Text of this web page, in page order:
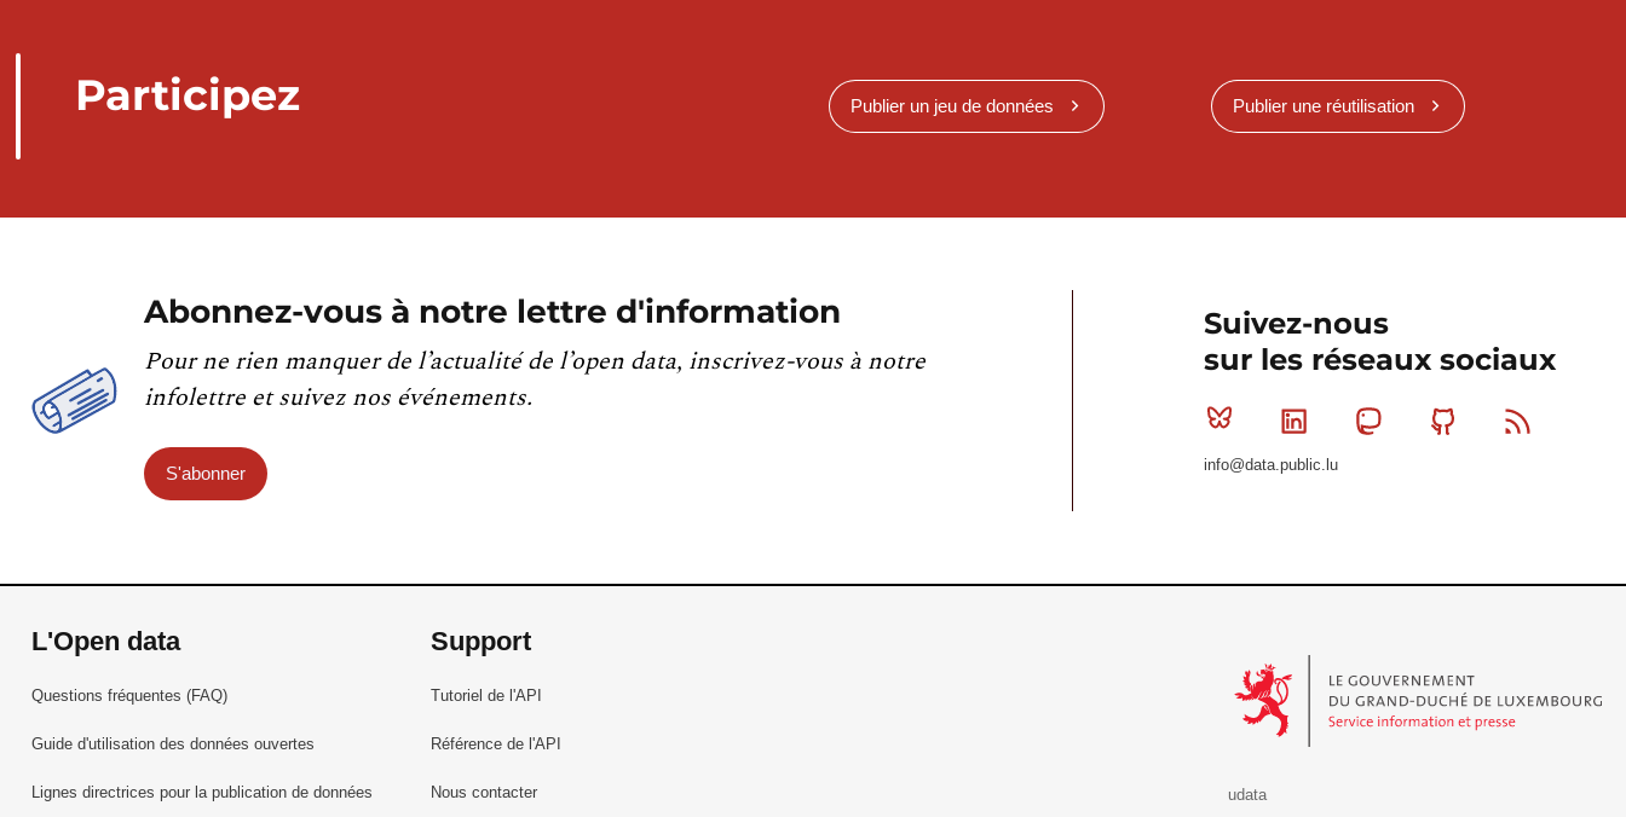
Participez Publier un jeu de données Publier une réutilisation
Abonnez-vous à notre lettre d'information
Pour ne rien manquer de l’actualité de l’open data, inscrivez-vous à notre
infolettre et suivez nos événements.
S'abonner
Suivez-nous
sur les réseaux sociaux
Bluesky Linkedin MastodonGithub
info@data.public.lu
L'Open data
Questions fréquentes (FAQ)
Guide d'utilisation des données ouvertes
Lignes directrices pour la publication de données
Support
Tutoriel de l'API
Référence de l'API
Nous contacter
udata